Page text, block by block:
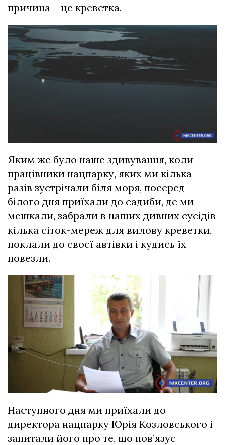
причина – це креветка.
Яким же було наше здивування, коли
працівники нацпарку, яких ми кілька
разів зустрічали біля моря, посеред
білого дня приїхали до садиби, де ми
мешкали, забрали в наших дивних сусідів
кілька сіток-мереж для вилову креветки,
поклали до своєї автівки і кудись їх
повезли.
Наступного дня ми приїхали до
директора нацпарку Юрія Козловського і
запитали його про те, що пов’язує